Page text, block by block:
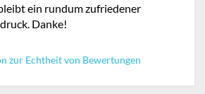
ein rundum zufriedener
Danke!
zur Echtheit von Bewertungen